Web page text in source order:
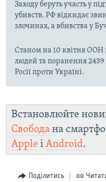
Заходу беруть участь у
убивств. РФ відкидає
злочинах, а вбивства у
Станом на 10 квітня ООН
людей та поранення 2439
Росії проти Україні.
Встановлюйте
Свобода на
Apple і Android.
Поділитись